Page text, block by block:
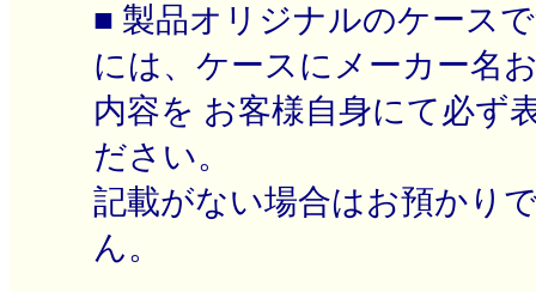
■ 製品オリジナルのケース
には、ケースにメーカー名
内容を お客様自身にて必ず
ださい。
記載がない場合はお預かり
ん。